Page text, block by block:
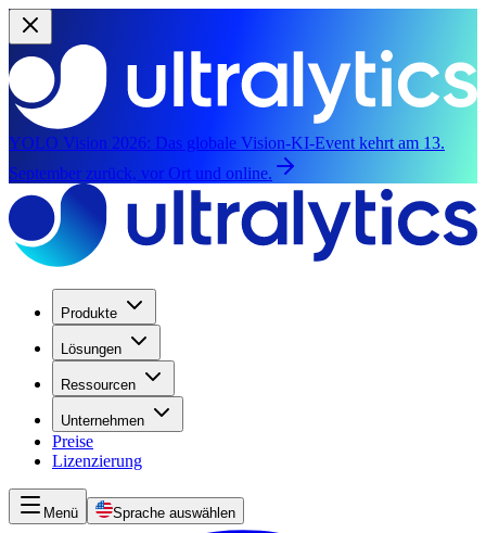
YOLO Vision 2026: Das globale Vision-KI-Event kehrt am 13.
September zurück, vor Ort und online.
Produkte
Lösungen
Ressourcen
Unternehmen
Preise
Lizenzierung
Menü Sprache auswählen